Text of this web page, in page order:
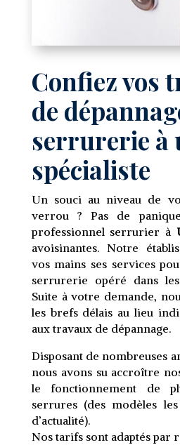
Confiez vos
de
serrurerie à
spécialiste
Un souci au niveau de
verrou ? Pas de
professionnel serrurier à
avoisinantes. Notre
vos mains ses services
serrurerie opéré dans
Suite à votre demande,
les brefs délais au lieu
aux travaux de dépannage.
Disposant de nombreuses
nous avons su accroître
le fonctionnement de
serrures (des modèles
d’actualité).
Nos tarifs sont adaptés par